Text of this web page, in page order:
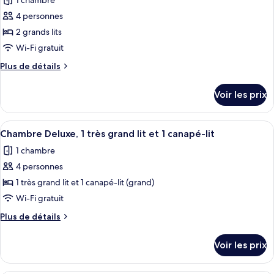
Chambre
Familiale,
chambres
les
photos
pour
ce
type
de
Chambre
Deluxe,
2
grands
lits
4 personnes
2 grands lits
Wi-Fi gratuit
Plus de détails
Plus
le
type
de
Chambre
Deluxe,
grands
lits
Voir les prix
Afficher
toutes
les
photos
pour
ce
type
de
Chambre
Deluxe,
Une chambre d’hôtel moderne
50
Chambre Deluxe, 1 très grand lit et 1 canapé-lit
1 chambre
4 personnes
1 très grand lit et 1 canapé-lit (grand)
Wi-Fi gratuit
Plus de détails
Plus
le
type
Voir les prix